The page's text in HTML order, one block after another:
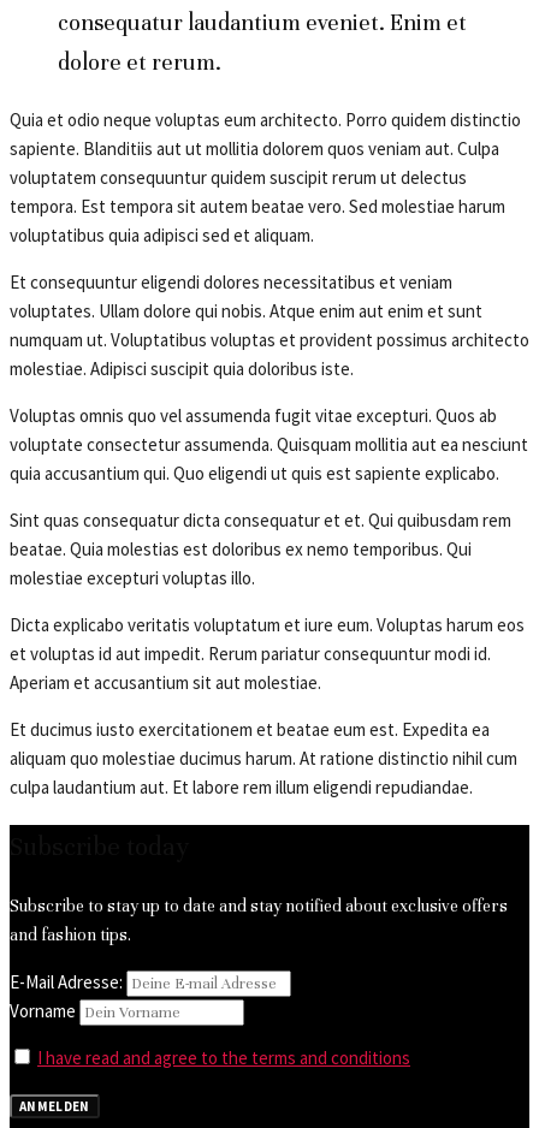
consequatur laudantium eveniet. Enim et
dolore et rerum.
Quia et odio neque voluptas eum architecto. Porro quidem distinctio
sapiente. Blanditiis aut ut mollitia dolorem quos veniam aut. Culpa
voluptatem consequuntur quidem suscipit rerum ut delectus
tempora. Est tempora sit autem beatae vero. Sed molestiae harum
voluptatibus quia adipisci sed et aliquam.
Et consequuntur eligendi dolores necessitatibus et veniam
voluptates. Ullam dolore qui nobis. Atque enim aut enim et sunt
numquam ut. Voluptatibus voluptas et provident possimus architecto
molestiae. Adipisci suscipit quia doloribus iste.
Voluptas omnis quo vel assumenda fugit vitae excepturi. Quos ab
voluptate consectetur assumenda. Quisquam mollitia aut ea nesciunt
quia accusantium qui. Quo eligendi ut quis est sapiente explicabo.
Sint quas consequatur dicta consequatur et et. Qui quibusdam rem
beatae. Quia molestias est doloribus ex nemo temporibus. Qui
molestiae excepturi voluptas illo.
Dicta explicabo veritatis voluptatum et iure eum. Voluptas harum eos
et voluptas id aut impedit. Rerum pariatur consequuntur modi id.
Aperiam et accusantium sit aut molestiae.
Et ducimus iusto exercitationem et beatae eum est. Expedita ea
aliquam quo molestiae ducimus harum. At ratione distinctio nihil cum
culpa laudantium aut. Et labore rem illum eligendi repudiandae.
Subscribe to stay up to date and stay notified about exclusive offers
and fashion tips.
E-Mail Adresse:
Vorname
I have read and agree to the terms and conditions
ANMELDEN